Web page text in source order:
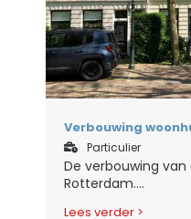
Verbouwing
Particulier
De verbouwing
Rotterdam....
Lees verder >